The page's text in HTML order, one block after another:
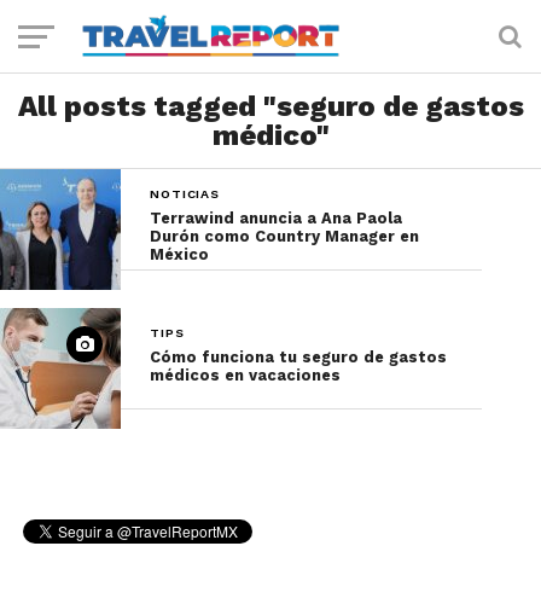
All posts tagged "seguro de gastos
médico"
NOTICIAS
Terrawind anuncia a Ana Paola
Durón como Country Manager en
México
TIPS
Cómo funciona tu seguro de gastos
médicos en vacaciones